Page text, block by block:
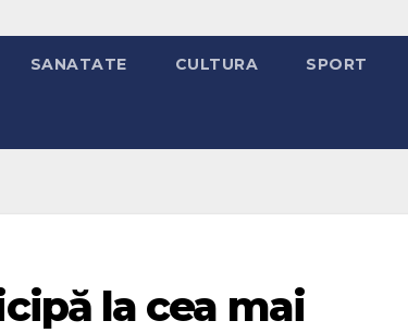
SANATATE CULTURA SPORT
la cea mai